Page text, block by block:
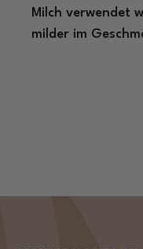
Milch verwendet
milder im